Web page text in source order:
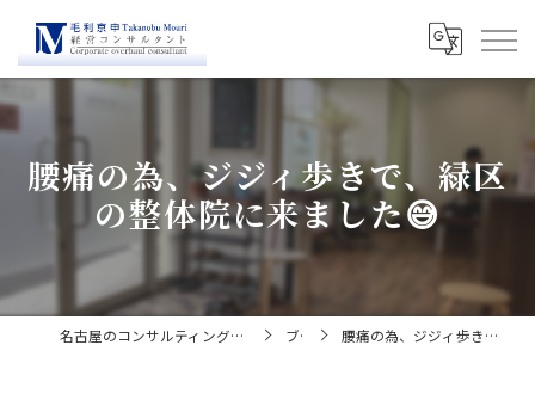
腰痛の為、ジジィ歩きで、緑区
の整体院に来ました😅
名古屋のコンサルティングなら経営コンサルタント毛利京申 ブログ 腰痛の為、ジジィ歩きで、緑区の整体院に来ました😅